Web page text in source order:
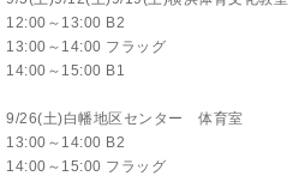
12:00～13:00 B2
13:00～14:00 フラッグ
14:00～15:00 B1
9/26(土)白幡地区センター 体育室
13:00～14:00 B2
14:00～15:00 フラッグ